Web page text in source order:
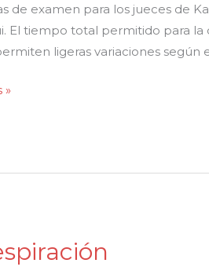
de examen para los jueces de
El tiempo total permitido para
ligeras variaciones según
»